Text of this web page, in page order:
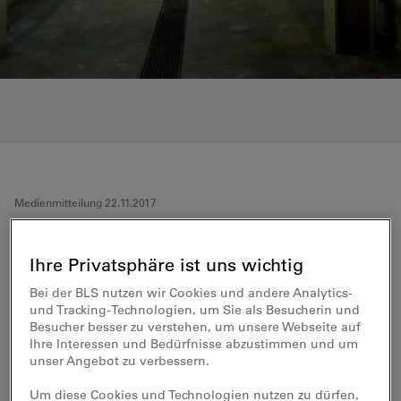
Medienmitteilung 22.11.2017
Werkstatt-Neubau im Westen
Berns
Parallel zum Sach- und Richtplanverfahren
Ihre Privatsphäre ist uns wichtig
Bei der BLS nutzen wir Cookies und andere Analytics-
und Tracking-Technologien, um Sie als Besucherin und
Besucher besser zu verstehen, um unsere Webseite auf
Ihre Interessen und Bedürfnisse abzustimmen und um
unser Angebot zu verbessern.
Um diese Cookies und Technologien nutzen zu dürfen,